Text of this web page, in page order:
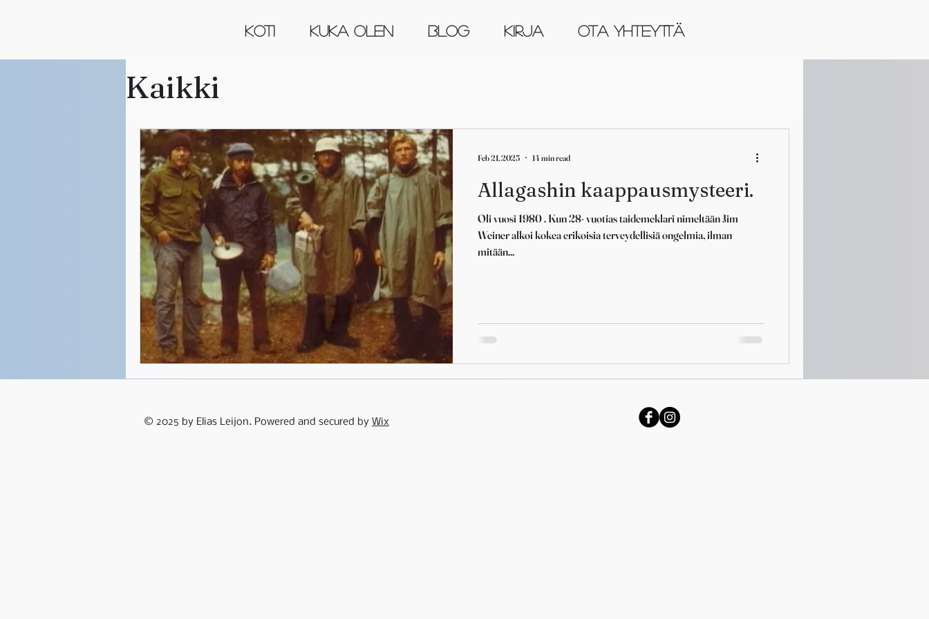
KOTI KUKA OLEN Blog KIRJA OTA YHTEYTTÄ
Kaikki
Allagashin kaappausmysteeri.
Oli vuosi 1980 . Kun 28- vuotias taidemeklari nimeltään Jim
Weiner alkoi kokea erikoisia terveydellisiä ongelmia, ilman
mitään...
Feb 21, 2025 14 min read
© 2025 by Elias Leijon. Powered and secured by Wix